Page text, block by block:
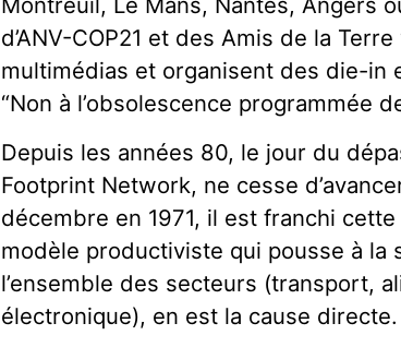
d’ANV-COP21 et des Amis de la
multimédias et organisent des die-in
“Non à l’obsolescence programmée
Depuis les années 80, le jour du
Footprint Network, ne cesse
décembre en 1971, il est franchi
modèle productiviste qui pousse à la
l’ensemble des secteurs (transport,
électronique), en est la cause directe.